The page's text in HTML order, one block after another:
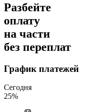
Разбейте
оплату
на части
без переплат
График платежей
Сегодня
25%